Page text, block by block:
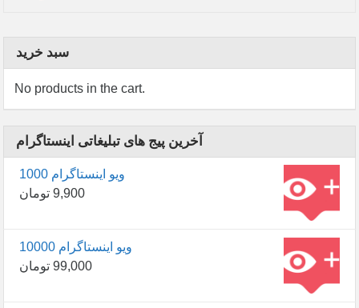
سبد خرید
No products in the cart.
آخرین پیج های تبلیغاتی اینستاگرام
1000 ویو اینستاگرام
9,900 تومان
10000 ویو اینستاگرام
99,000 تومان